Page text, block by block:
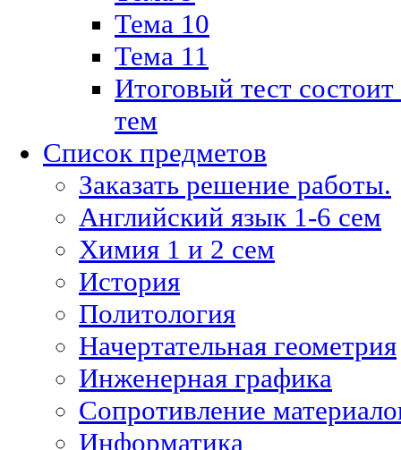
Тема 10
Тема 11
Итоговый тест
тем
Список предметов
Заказать решение работы.
Английский язык 1-6 сем
Химия 1 и 2 сем
История
Политология
Начертательная геометрия
Инженерная графика
Сопротивление
Информатика